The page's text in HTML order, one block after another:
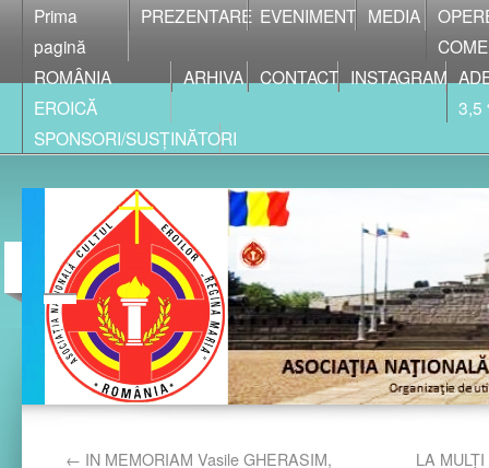
Prima
pagină
PREZENTARE EVENIMENT MEDIA
ROMÂNIA
EROICĂ
ARHIVA CONTACT INSTAGRAM
3,5
SPONSORI/SUSȚINĂTORI
← IN MEMORIAM Vasile GHERASIM,
LA